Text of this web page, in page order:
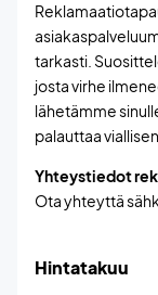
tarkasti.
josta virhe
lähetämme
palauttaa
Yhteystiedot
Ota yhteyttä
Hintatakuu